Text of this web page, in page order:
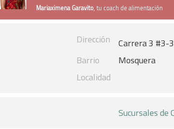
Mariaximena Garavito, tu coach de alimentación
Dirección
Carrera 3 #3-
Barrio
Mosquera
Localidad
Sucursales de